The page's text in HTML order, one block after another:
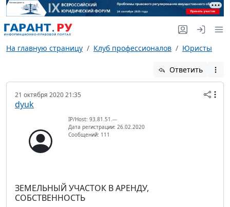
На главную страницу Клуб профессионалов Юристы
Ответить
21 октября 2020 21:35
dyuk
IP/Host: 93.81.51.---
Дата регистрации: 26.02.2020
Сообщений: 111
ЗЕМЕЛЬНЫЙ УЧАСТОК В АРЕНДУ,
СОБСТВЕННОСТЬ